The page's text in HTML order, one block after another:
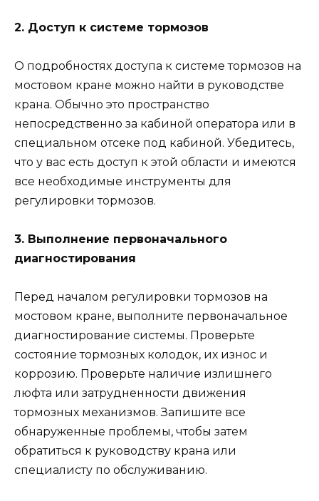
2. Доступ к системе тормозов
О подробностях доступа к системе тормозов на
мостовом кране можно найти в руководстве
крана. Обычно это пространство
непосредственно за кабиной оператора или в
специальном отсеке под кабиной. Убедитесь,
что у вас есть доступ к этой области и имеются
все необходимые инструменты для
регулировки тормозов.
3. Выполнение первоначального
диагностирования
Перед началом регулировки тормозов на
мостовом кране, выполните первоначальное
диагностирование системы. Проверьте
состояние тормозных колодок, их износ и
коррозию. Проверьте наличие излишнего
люфта или затрудненности движения
тормозных механизмов. Запишите все
обнаруженные проблемы, чтобы затем
обратиться к руководству крана или
специалисту по обслуживанию.